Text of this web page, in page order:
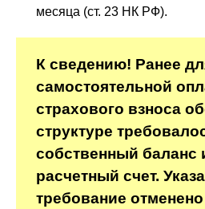
месяца (ст. 23 НК РФ).
К сведению! Ранее
самостоятельной
страхового взноса
структуре
собственный баланс
расчетный счет.
требование отменено